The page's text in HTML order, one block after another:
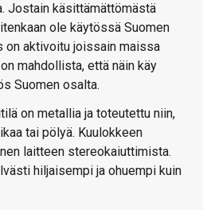
Jostain käsittämättömästä
ole käytössä Suomen
on aktivoitu joissain maissa
mahdollista, että näin käy
Suomen osalta.
on metallia ja toteutettu niin,
tai pölyä. Kuulokkeen
laitteen stereokaiuttimista.
hiljaisempi ja ohuempi kuin